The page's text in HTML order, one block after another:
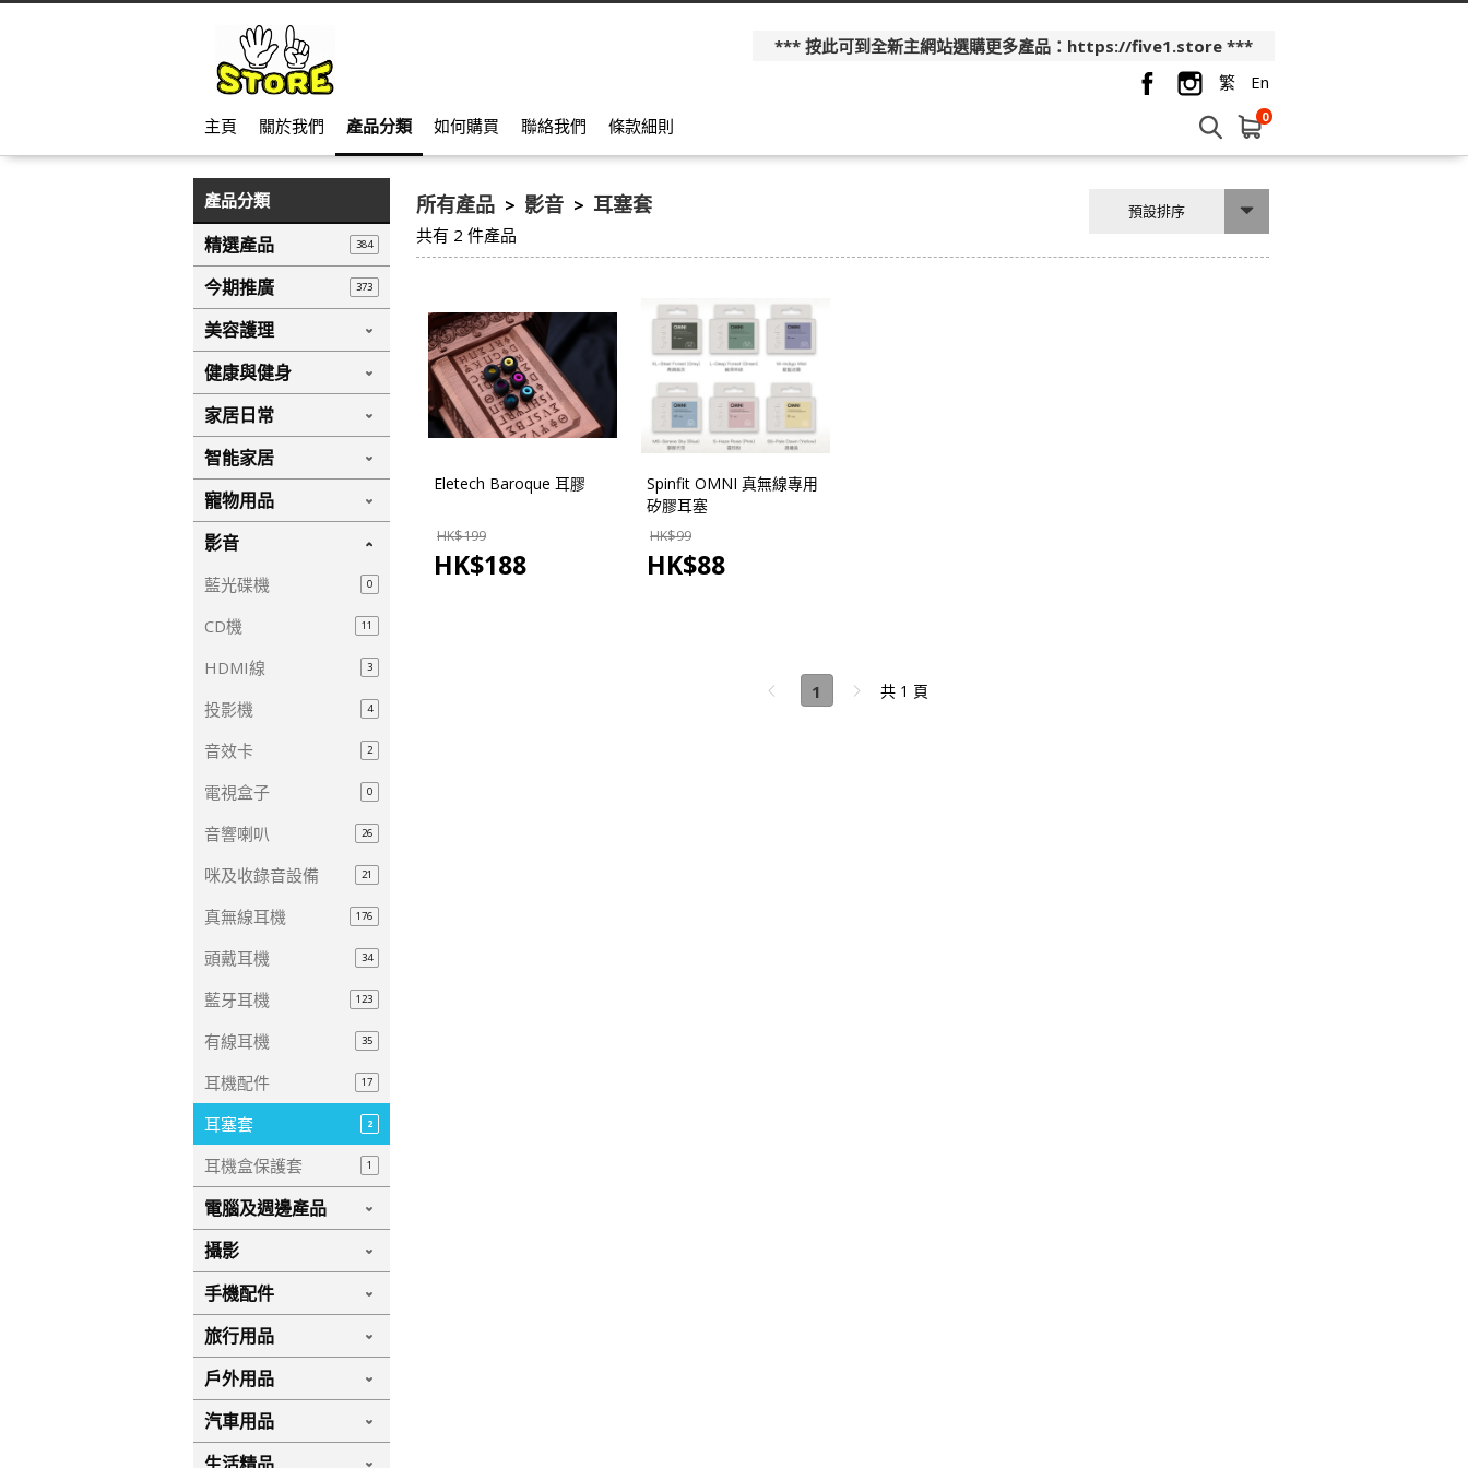
*** 按此可到全新主網站選購更多產品：https://five1.store ***
繁
En
主頁 關於我們 產品分類 如何購買 聯絡我們 條款細則 0
產品分類
精選產品 384
今期推廣 373
美容護理
健康與健身
家居日常
智能家居
寵物用品
影音
藍光碟機 0
CD機 11
HDMI線 3
投影機 4
音效卡 2
電視盒子 0
音響喇叭 26
咪及收錄音設備 21
真無線耳機 176
頭戴耳機 34
藍牙耳機 123
有線耳機 35
耳機配件 17
耳塞套 2
耳機盒保護套 1
電腦及週邊產品
攝影
手機配件
旅行用品
戶外用品
汽車用品
所有產品 > 影音 > 耳塞套 預設排序
共有 2 件產品
Eletech Baroque 耳膠
HK$199
HK$188
Spinfit OMNI 真無線專用
矽膠耳塞
HK$99
HK$88
1 共 1 頁